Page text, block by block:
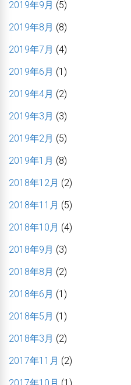
2019年9月 (5)
2019年8月 (8)
2019年7月 (4)
2019年6月 (1)
2019年4月 (2)
2019年3月 (3)
2019年2月 (5)
2019年1月 (8)
2018年12月 (2)
2018年11月 (5)
2018年10月 (4)
2018年9月 (3)
2018年8月 (2)
2018年6月 (1)
2018年5月 (1)
2018年3月 (2)
2017年11月 (2)